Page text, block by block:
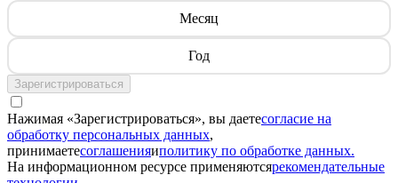
Месяц
Год
Зарегистрироваться
Нажимая «Зарегистрироваться», вы даетесогласие на
обработку персональных данных,
принимаетесоглашенияиполитику по обработке данных.
На информационном ресурсе применяютсярекомендательные